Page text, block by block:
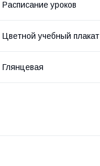
Расписание уроков
Цветной учебный плакат
Глянцевая